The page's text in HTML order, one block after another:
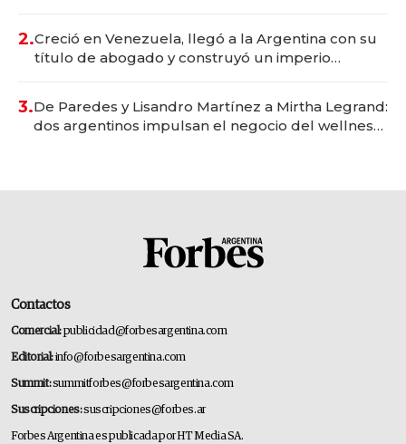
2.Creció en Venezuela, llegó a la Argentina con su
título de abogado y construyó un imperio
3.De Paredes y Lisandro Martínez a Mirtha Legrand:
dos argentinos impulsan el negocio del wellness
Contactos
Comercial:publicidad@forbesargentina.com
Editorial:info@forbesargentina.com
Summit:summitforbes@forbesargentina.com
Suscripciones:suscripciones@forbes.ar
Forbes Argentina es publicada por HT Media SA.